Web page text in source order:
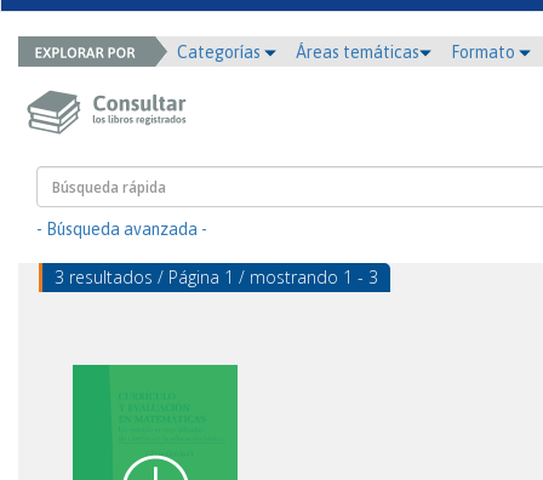
Categorías Áreas temáticas Formato
- Búsqueda avanzada -
3 resultados / Página 1 / mostrando 1 - 3